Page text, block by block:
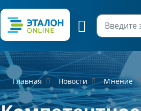
Главная Новости Мнение